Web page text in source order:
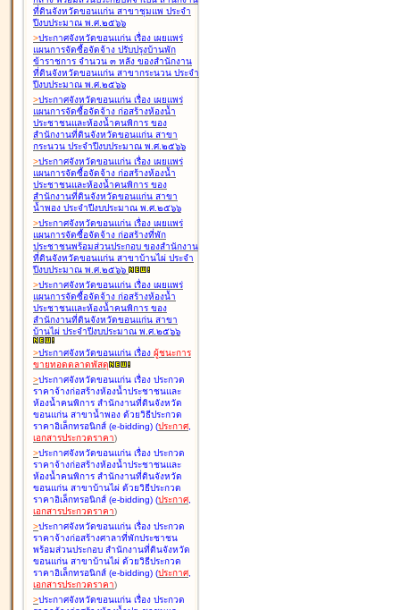
ที่ดินจังหวัดขอนแก่น สาขาชุมแพ ประจำ
ปีงบประมาณ พ.ศ.๒๕๖๖
>ประกาศจังหวัดขอนแก่น เรื่อง เผยแพร่
แผนการจัดซื้อจัดจ้าง ปรับปรุงบ้านพัก
ข้าราชการ จำนวน ๓ หลัง ของสำนักงาน
ที่ดินจังหวัดขอนแก่น สาขากระนวน ประจำ
ปีงบประมาณ พ.ศ.๒๕๖๖
>ประกาศจังหวัดขอนแก่น เรื่อง เผยแพร่
แผนการจัดซื้อจัดจ้าง ก่อสร้างห้องน้ำ
ประชาชนและห้องน้ำคนพิการ ของ
สำนักงานที่ดินจังหวัดขอนแก่น สาขา
กระนวน ประจำปีงบประมาณ พ.ศ.๒๕๖๖
>ประกาศจังหวัดขอนแก่น เรื่อง เผยแพร่
แผนการจัดซื้อจัดจ้าง ก่อสร้างห้องน้ำ
ประชาชนและห้องน้ำคนพิการ ของ
สำนักงานที่ดินจังหวัดขอนแก่น สาขา
น้ำพอง ประจำปีงบประมาณ พ.ศ.๒๕๖๖
>ประกาศจังหวัดขอนแก่น เรื่อง เผยแพร่
แผนการจัดซื้อจัดจ้าง ก่อสร้างที่พัก
ประชาชนพร้อมส่วนประกอบ ของสำนักงาน
ที่ดินจังหวัดขอนแก่น สาขาบ้านไผ่ ประจำ
ปีงบประมาณ พ.ศ.๒๕๖๖
>ประกาศจังหวัดขอนแก่น เรื่อง เผยแพร่
แผนการจัดซื้อจัดจ้าง ก่อสร้างห้องน้ำ
ประชาชนและห้องน้ำคนพิการ ของ
สำนักงานที่ดินจังหวัดขอนแก่น สาขา
บ้านไผ่ ประจำปีงบประมาณ พ.ศ.๒๕๖๖
>ประกาศจังหวัดขอนแก่น เรื่อง ผู้ชนะการ
ขายทอดตลาดพัสดุ
>ประกาศจังหวัดขอนแก่น เรื่อง ประกวด
ราคาจ้างก่อสร้างห้องน้ำประชาชนและ
ห้องน้ำคนพิการ สำนักงานที่ดินจังหวัด
ขอนแก่น สาขาน้ำพอง ด้วยวิธีประกวด
ราคาอิเล็กทรอนิกส์ (e-bidding) (ประกาศ,
เอกสารประกวดราคา)
>ประกาศจังหวัดขอนแก่น เรื่อง ประกวด
ราคาจ้างก่อสร้างห้องน้ำประชาชนและ
ห้องน้ำคนพิการ สำนักงานที่ดินจังหวัด
ขอนแก่น สาขาบ้านไผ่ ด้วยวิธีประกวด
ราคาอิเล็กทรอนิกส์ (e-bidding) (ประกาศ,
เอกสารประกวดราคา)
>ประกาศจังหวัดขอนแก่น เรื่อง ประกวด
ราคาจ้างก่อสร้างศาลาที่พักประชาชน
พร้อมส่วนประกอบ สำนักงานที่ดินจังหวัด
ขอนแก่น สาขาบ้านไผ่ ด้วยวิธีประกวด
ราคาอิเล็กทรอนิกส์ (e-bidding) (ประกาศ,
เอกสารประกวดราคา)
>ประกาศจังหวัดขอนแก่น เรื่อง ประกวด